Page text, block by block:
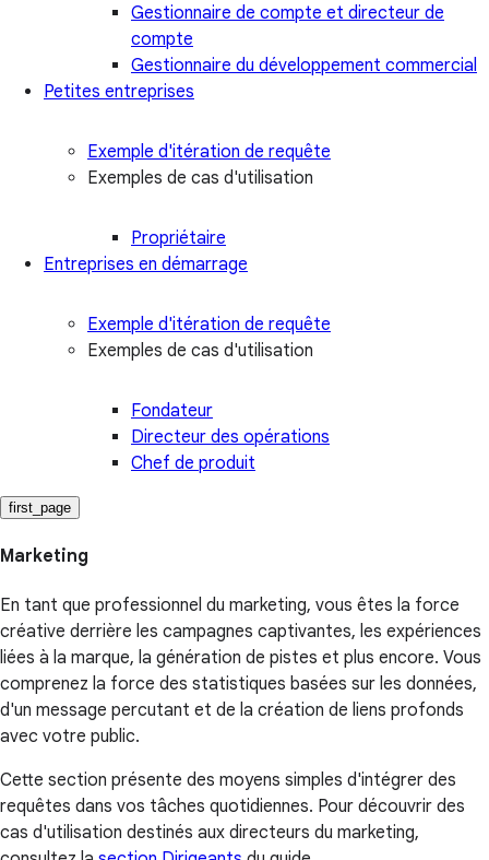
Gestionnaire de compte et directeur de
compte
Gestionnaire du développement commercial
Petites entreprises
Exemple d'itération de requête
Exemples de cas d'utilisation
Propriétaire
Entreprises en démarrage
Exemple d'itération de requête
Exemples de cas d'utilisation
Fondateur
Directeur des opérations
Chef de produit
first_page
Marketing
En tant que professionnel du marketing, vous êtes la force
créative derrière les campagnes captivantes, les expériences
liées à la marque, la génération de pistes et plus encore. Vous
comprenez la force des statistiques basées sur les données,
d'un message percutant et de la création de liens profonds
avec votre public.
Cette section présente des moyens simples d'intégrer des
requêtes dans vos tâches quotidiennes. Pour découvrir des
cas d'utilisation destinés aux directeurs du marketing,